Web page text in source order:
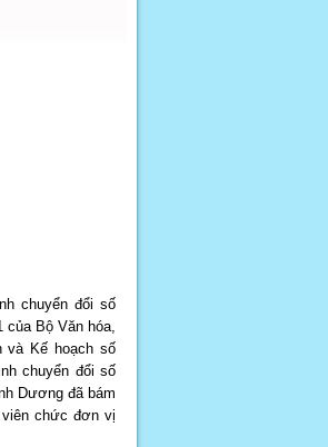
chuyển đổi số
của Bộ Văn hóa,
và Kế hoạch số
chuyển đổi số
Dương đã bám
chức đơn vị